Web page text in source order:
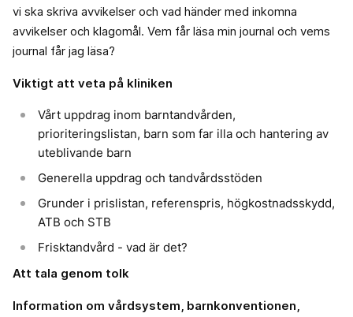
vi ska skriva avvikelser och vad händer med inkomna
avvikelser och klagomål. Vem får läsa min journal och vems
journal får jag läsa?
Viktigt att veta på kliniken
Vårt uppdrag inom barntandvården,
prioriteringslistan, barn som far illa och hantering av
uteblivande barn
Generella uppdrag och tandvårdsstöden
Grunder i prislistan, referenspris, högkostnadsskydd,
ATB och STB
Frisktandvård - vad är det?
Att tala genom tolk
Information om vårdsystem, barnkonventionen,